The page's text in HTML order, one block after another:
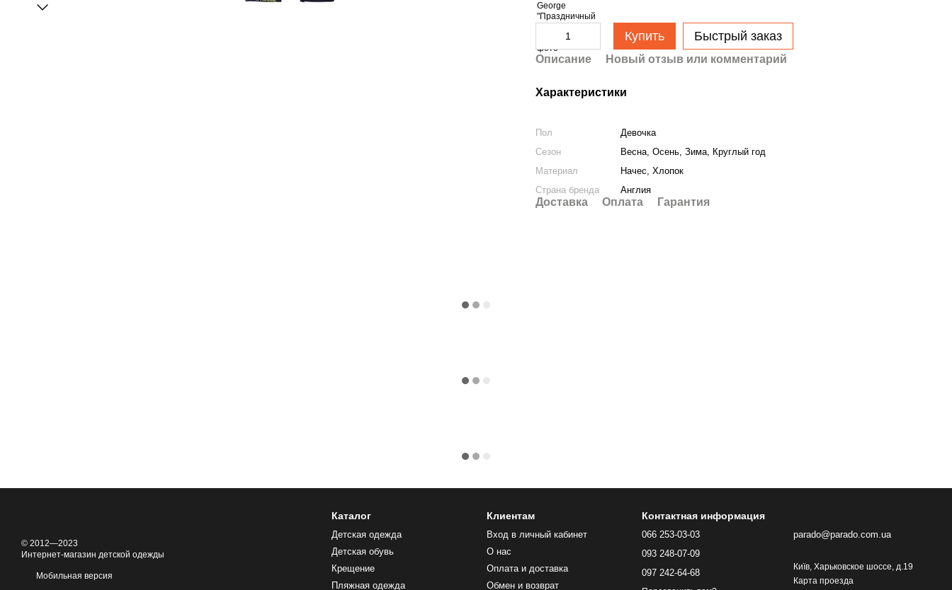
Купить Быстрый заказ
Описание Новый отзыв или комментарий
Характеристики
Пол
Девочка
Сезон
Весна, Осень, Зима, Круглый год
Материал
Начес, Хлопок
Страна бренда
Англия
Доставка Оплата Гарантия
© 2012—2023
Интернет-магазин детской одежды
Мобильная версия
Каталог
Детская одежда
Детская обувь
Крещение
Пляжная одежда
Клиентам
Вход в личный кабинет
О нас
Оплата и доставка
Обмен и возврат
Контактная информация
066 253-03-03
093 248-07-09
097 242-64-68
parado@parado.com.ua
Київ, Харьковское шоссе, д.19
Карта проезда